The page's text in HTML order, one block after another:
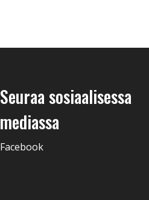
Seuraa sosiaalisessa
mediassa
Facebook